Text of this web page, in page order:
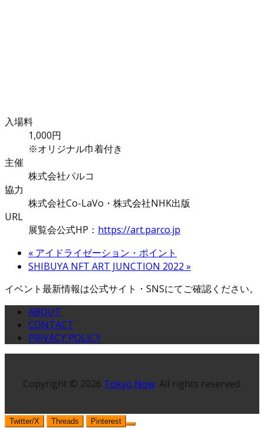
入場料
1,000円
※オリジナル巾着付き
主催
株式会社パルコ
協力
株式会社Co-LaVo・株式会社NHK出版
URL
展覧会公式HP： https://art.parco.jp
« アイドライゼーション・ポイント
SHIBUYA NFT ART JUNCTION 2022 »
イベント最新情報は公式サイト・SNSにてご確認ください。
ABOUT
CONTACT
PRIVACY POLICY
Copyright © 2026 Tokyo Now. All rights reserved.
Twitter/X Threads
Pinterest